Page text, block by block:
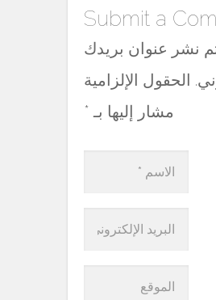
Submit a
نشر عنوان بريدك
الحقول الإلزامية
مشار إليها بـ *